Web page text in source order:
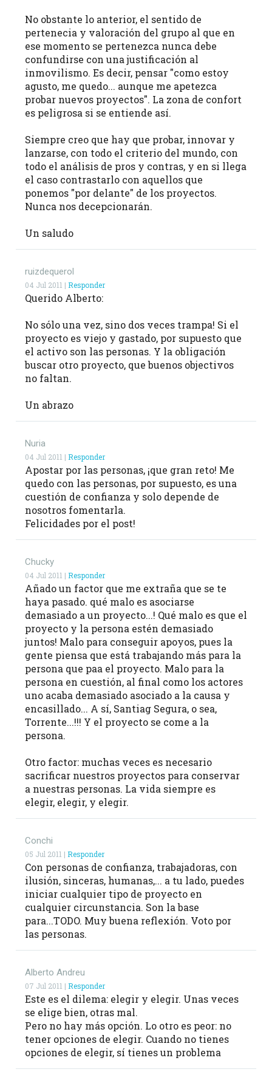
No obstante lo anterior, el sentido de
pertenecia y valoración del grupo al que en
ese momento se pertenezca nunca debe
confundirse con una justificación al
inmovilismo. Es decir, pensar "como estoy
agusto, me quedo... aunque me apetezca
probar nuevos proyectos". La zona de confort
es peligrosa si se entiende así.
Siempre creo que hay que probar, innovar y
lanzarse, con todo el criterio del mundo, con
todo el análisis de pros y contras, y en si llega
el caso contrastarlo con aquellos que
ponemos "por delante" de los proyectos.
Nunca nos decepcionarán.
Un saludo
ruizdequerol
04 Jul 2011 | Responder
Querido Alberto:
No sólo una vez, sino dos veces trampa! Si el
proyecto es viejo y gastado, por supuesto que
el activo son las personas. Y la obligación
buscar otro proyecto, que buenos objectivos
no faltan.
Un abrazo
Nuria
04 Jul 2011 | Responder
Apostar por las personas, ¡que gran reto! Me
quedo con las personas, por supuesto, es una
cuestión de confianza y solo depende de
nosotros fomentarla.
Felicidades por el post!
Chucky
04 Jul 2011 | Responder
Añado un factor que me extraña que se te
haya pasado. qué malo es asociarse
demasiado a un proyecto...! Qué malo es que el
proyecto y la persona estén demasiado
juntos! Malo para conseguir apoyos, pues la
gente piensa que está trabajando más para la
persona que paa el proyecto. Malo para la
persona en cuestión, al final como los actores
uno acaba demasiado asociado a la causa y
encasillado... A sí, Santiag Segura, o sea,
Torrente...!!! Y el proyecto se come a la
persona.
Otro factor: muchas veces es necesario
sacrificar nuestros proyectos para conservar
a nuestras personas. La vida siempre es
elegir, elegir, y elegir.
Conchi
05 Jul 2011 | Responder
Con personas de confianza, trabajadoras, con
ilusión, sinceras, humanas,... a tu lado, puedes
iniciar cualquier tipo de proyecto en
cualquier circunstancia. Son la base
para...TODO. Muy buena reflexión. Voto por
las personas.
Alberto Andreu
07 Jul 2011 | Responder
Este es el dilema: elegir y elegir. Unas veces
se elige bien, otras mal.
Pero no hay más opción. Lo otro es peor: no
tener opciones de elegir. Cuando no tienes
opciones de elegir, sí tienes un problema